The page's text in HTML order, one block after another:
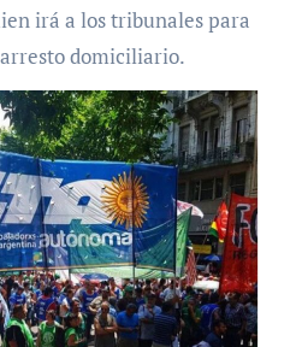
irá a los tribunales para
domiciliario.